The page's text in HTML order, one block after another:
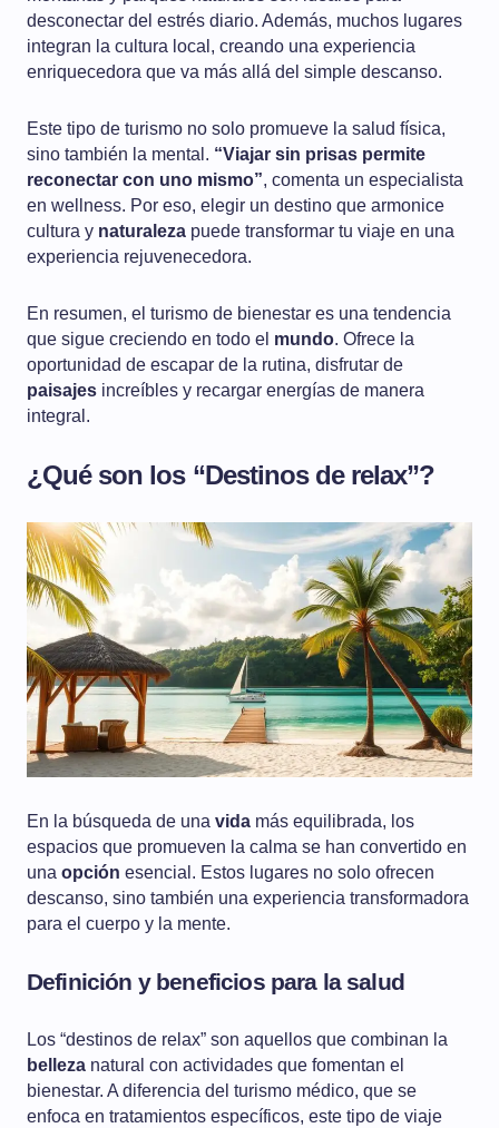
desconectar del estrés diario. Además, muchos lugares
integran la cultura local, creando una experiencia
enriquecedora que va más allá del simple descanso.
Este tipo de turismo no solo promueve la salud física,
sino también la mental. “Viajar sin prisas permite
reconectar con uno mismo”, comenta un especialista
en wellness. Por eso, elegir un destino que armonice
cultura y naturaleza puede transformar tu viaje en una
experiencia rejuvenecedora.
En resumen, el turismo de bienestar es una tendencia
que sigue creciendo en todo el mundo. Ofrece la
oportunidad de escapar de la rutina, disfrutar de
paisajes increíbles y recargar energías de manera
integral.
¿Qué son los “Destinos de relax”?
En la búsqueda de una vida más equilibrada, los
espacios que promueven la calma se han convertido en
una opción esencial. Estos lugares no solo ofrecen
descanso, sino también una experiencia transformadora
para el cuerpo y la mente.
Definición y beneficios para la salud
Los “destinos de relax” son aquellos que combinan la
belleza natural con actividades que fomentan el
bienestar. A diferencia del turismo médico, que se
enfoca en tratamientos específicos, este tipo de viaje